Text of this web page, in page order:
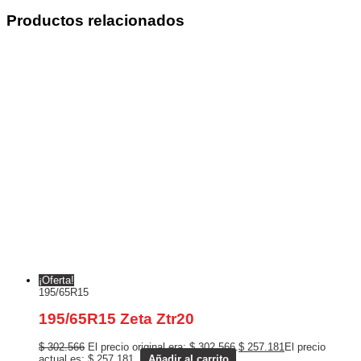
Productos relacionados
¡Oferta!
195/65R15
195/65R15 Zeta Ztr20
$302.566 El precio original era: $ 302.566.$ 257.181El precio